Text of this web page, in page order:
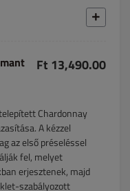
Ft 13,490.00
Chardonnay
A kézzel
az első préseléssel
fel, melyet
erjesztenek, majd
szabályozott